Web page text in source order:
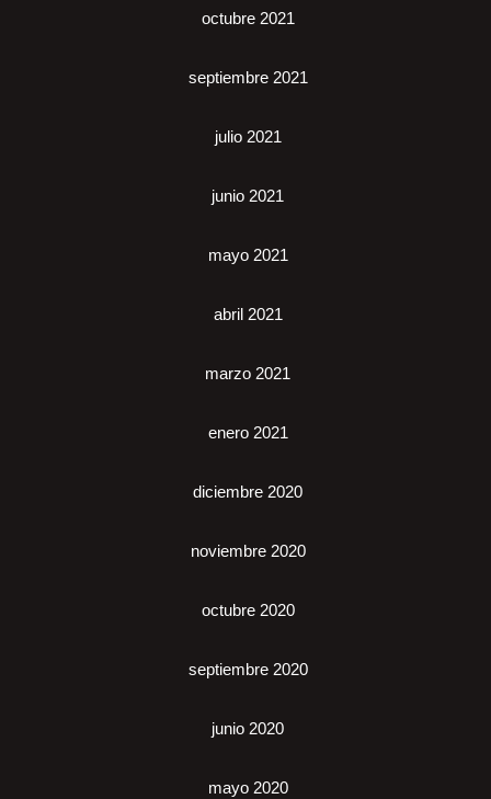
octubre 2021
septiembre 2021
julio 2021
junio 2021
mayo 2021
abril 2021
marzo 2021
enero 2021
diciembre 2020
noviembre 2020
octubre 2020
septiembre 2020
junio 2020
mayo 2020